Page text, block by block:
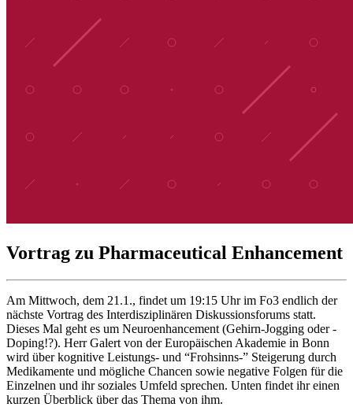
Vortrag zu Pharmaceutical Enhancement
Am Mittwoch, dem 21.1., findet um 19:15 Uhr im Fo3 endlich der
nächste Vortrag des Interdisziplinären Diskussionsforums statt.
Dieses Mal geht es um Neuroenhancement (Gehirn-Jogging oder -
Doping!?). Herr Galert von der Europäischen Akademie in Bonn
wird über kognitive Leistungs- und “Frohsinns-” Steigerung durch
Medikamente und mögliche Chancen sowie negative Folgen für die
Einzelnen und ihr soziales Umfeld sprechen. Unten findet ihr einen
kurzen Überblick über das Thema von ihm.